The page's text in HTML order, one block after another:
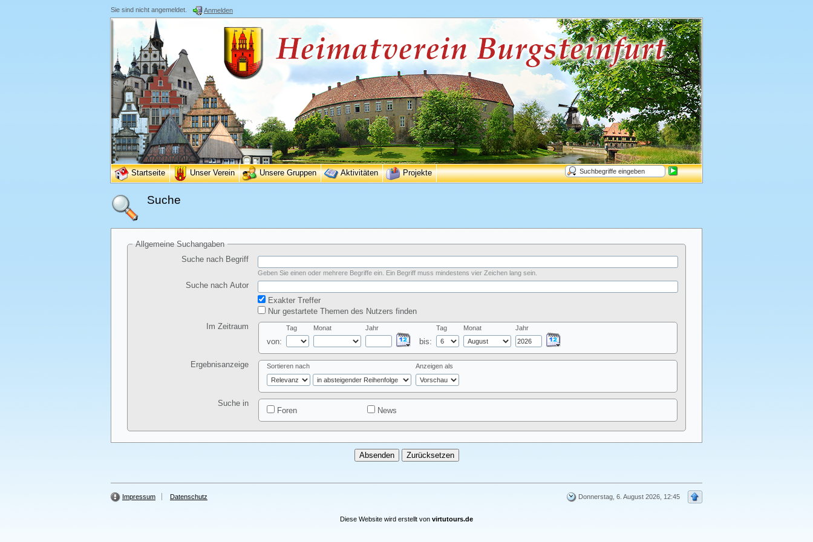
Sie sind nicht angemeldet. Anmelden
Startseite Unser Verein Unsere Gruppen Aktivitäten Projekte
Suche
Allgemeine Suchangaben
Suche nach Begriff
Geben Sie einen oder mehrere Begriffe ein. Ein Begriff muss mindestens vier Zeichen lang sein.
Suche nach Autor
Exakter Treffer
Nur gestartete Themen des Nutzers finden
Im Zeitraum
von:
Tag Monat Jahr
bis:
Tag Monat Jahr
Ergebnisanzeige Sortieren nach Anzeigen als
Suche in
Foren
News
Impressum Datenschutz Donnerstag, 6. August 2026, 12:45
Diese Website wird erstellt von virtutours.de